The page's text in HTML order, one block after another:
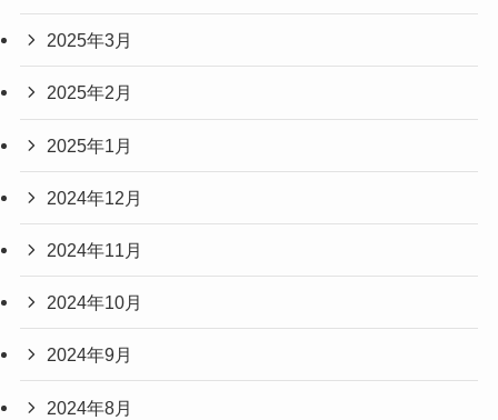
2025年3月
2025年2月
2025年1月
2024年12月
2024年11月
2024年10月
2024年9月
2024年8月